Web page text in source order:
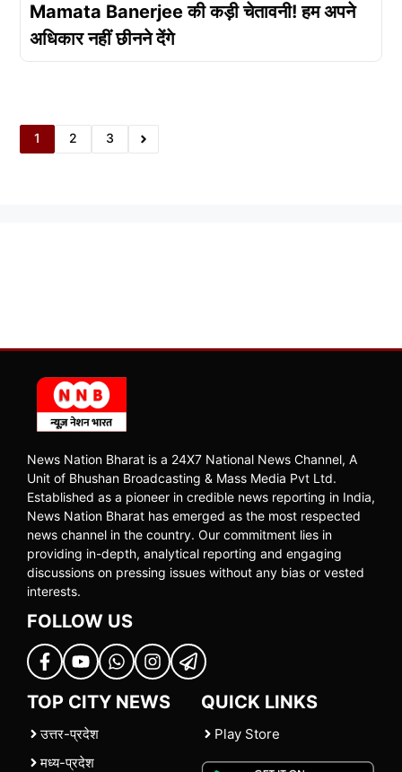
Mamata Banerjee की कड़ी चेतावनी! हम अपने
अधिकार नहीं छीनने देंगे
1 2 3
News Nation Bharat is a 24X7 National News Channel, A
Unit of Bhushan Broadcasting & Mass Media Pvt Ltd.
Established as a pioneer in credible news reporting in India,
News Nation Bharat has emerged as the most respected
news channel in the country. Our commitment lies in
providing in-depth, analytical reporting and engaging
discussions on pressing issues without any bias or vested
interests.
FOLLOW US
TOP CITY NEWS
उत्तर-प्रदेश
मध्य-प्रदेश
QUICK LINKS
Play Store